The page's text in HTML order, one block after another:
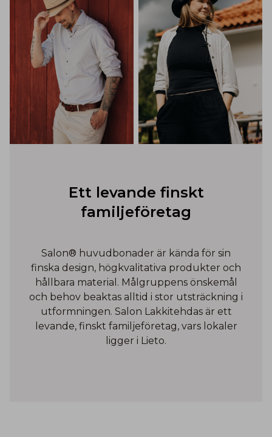
Ett levande finskt
familjeföretag
Salon® huvudbonader är kända för sin
finska design, högkvalitativa produkter och
hållbara material. Målgruppens önskemål
och behov beaktas alltid i stor utsträckning i
utformningen. Salon Lakkitehdas är ett
levande, finskt familjeföretag, vars lokaler
ligger i Lieto.